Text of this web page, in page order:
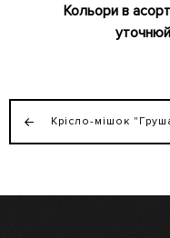
Кольори в
Крісло-мішок